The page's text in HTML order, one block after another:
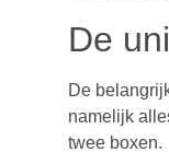
De
De
namelijk
twee boxen.